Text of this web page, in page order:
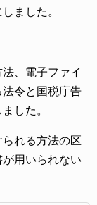
ました。
、電子ファイ
令と国税庁告
した。
れる方法の区
用いられない